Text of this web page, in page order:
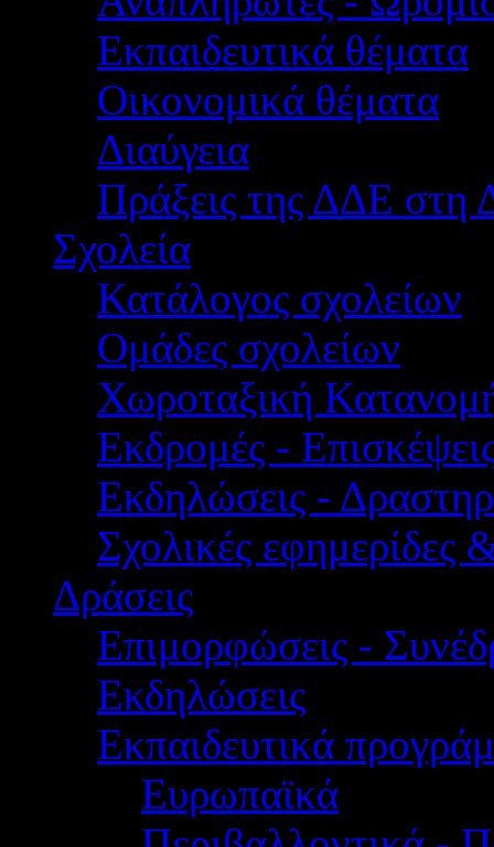
Εκπαιδευτικά θέματα
Οικονομικά θέματα
Διαύγεια
Πράξεις της ΔΔΕ στη
Σχολεία
Κατάλογος σχολείων
Ομάδες σχολείων
Χωροταξική
Εκδρομές -
Εκδηλώσεις -
Σχολικές εφημερίδες
Δράσεις
Επιμορφώσεις -
Εκδηλώσεις
Εκπαιδευτικά
Ευρωπαϊκά